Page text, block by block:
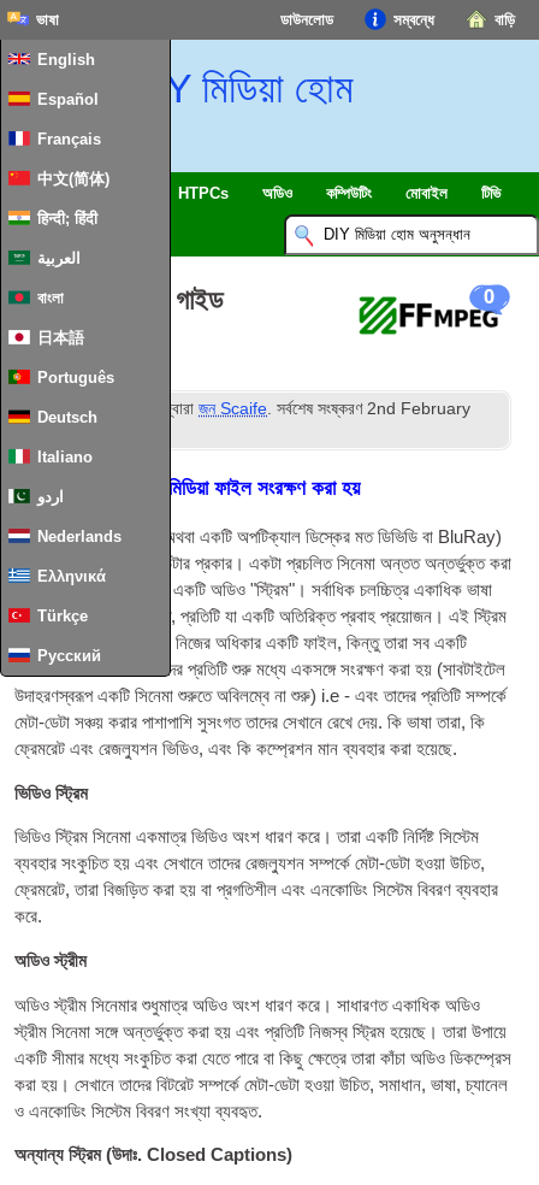
বাড়ি
সম্বন্ধে
ডাউনলোড
ভাষা
English
Español
Français
中文(简体)
हिन्दी; हिंदी
العربية
বাংলা
日本語
Português
Deutsch
Italiano
اردو
Nederlands
Ελληνικά
Türkçe
Русский
DIY মিডিয়া হোম
SmartHome & IOT HTPCs অডিও কম্পিউটিং মোবাইল টিভি
0
আলটিমেট কোডেক গাইড
প্রকাশিত 23 দ্বারাজন Scaife. সর্বশেষ সংষ্করণ2nd February
কিভাবে তথ্য একটি মাল্টিমিডিয়া ফাইল সংরক্ষণ করা হয়
একটি কম্পিউটারে ফাইল (অথবা একটি অপটিক্যাল ডিস্কের মতডিভিডি বা BluRay)
বেশি থাকতে প্রয়োজন 1 ডেটার প্রকার। একটা প্রচলিত সিনেমা অন্তত অন্তর্ভুক্ত করা
হবে 1 ভিডিও "স্ট্রীম" এবং একটি অডিও "স্ট্রিম"। সর্বাধিক চলচ্চিত্র একাধিক ভাষা
এবং সাবটাইটেল অন্তর্ভুক্ত, প্রতিটি যা একটি অতিরিক্ত প্রবাহ প্রয়োজন। এই স্ট্রিম
প্রত্যেকটি কার্যকরভাবে তার নিজের অধিকার একটি ফাইল, কিন্তু তারা সব একটি
"ধারক" যা সঠিক সময়ে তাদের প্রতিটি শুরু মধ্যে একসঙ্গে সংরক্ষণ করা হয় (সাবটাইটেল
উদাহরণস্বরূপ একটি সিনেমা শুরুতে অবিলম্বে না শুরু) i.e - এবং তাদের প্রতিটি সম্পর্কে
মেটা-ডেটা সঞ্চয় করার পাশাপাশি সুসংগত তাদের সেখানে রেখে দেয়. কি ভাষা তারা, কি
ফ্রেমরেট এবং রেজল্যুশন ভিডিও, এবং কি কম্প্রেশন মান ব্যবহার করা হয়েছে.
ভিডিও স্ট্রিম
ভিডিও স্ট্রিম সিনেমা একমাত্র ভিডিও অংশ ধারণ করে। তারা একটি নির্দিষ্ট সিস্টেম
ব্যবহার সংকুচিত হয় এবং সেখানে তাদের রেজল্যুশন সম্পর্কে মেটা-ডেটা হওয়া উচিত,
ফ্রেমরেট, তারা বিজড়িত করা হয় বা প্রগতিশীল এবং এনকোডিং সিস্টেম বিবরণ ব্যবহার
করে.
অডিও স্ট্রীম
অডিও স্ট্রীম সিনেমার শুধুমাত্র অডিও অংশ ধারণ করে। সাধারণত একাধিক অডিও
স্ট্রীম সিনেমা সঙ্গে অন্তর্ভুক্ত করা হয় এবং প্রতিটি নিজস্ব স্ট্রিম হয়েছে। তারা উপায়ে
একটি সীমার মধ্যে সংকুচিত করা যেতে পারে বা কিছু ক্ষেত্রে তারা কাঁচা অডিও ডিকম্প্রেস
করা হয়। সেখানে তাদের বিটরেট সম্পর্কে মেটা-ডেটা হওয়া উচিত, সমাধান, ভাষা, চ্যানেল
ও এনকোডিং সিস্টেম বিবরণ সংখ্যা ব্যবহৃত.
অন্যান্য স্ট্রিম (উদাঃ.Closed Captions)